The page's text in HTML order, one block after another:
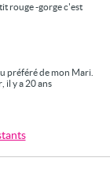
rouge -gorge c'est
préféré de mon Mari.
il y a 20 ans